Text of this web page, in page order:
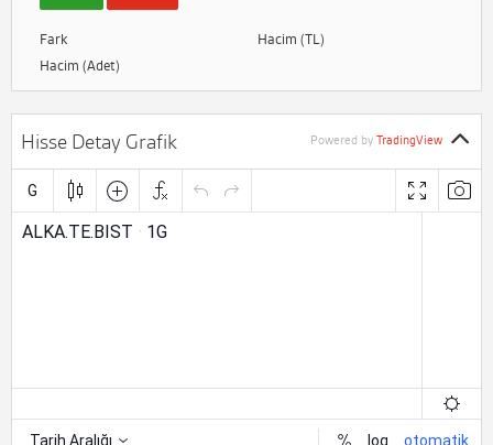
Fark
Hacim (TL)
Hacim (Adet)
Hisse Detay Grafik Powered by TradingView